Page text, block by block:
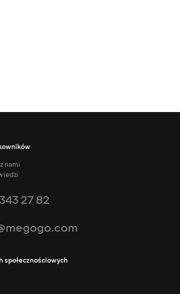
nami
27 82
społecznościowych